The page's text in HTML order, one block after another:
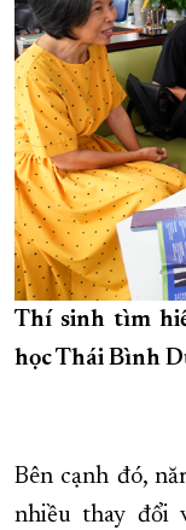
Thí sinh tìm
học Thái Bình
Bên cạnh đó,
nhiều thay đổi